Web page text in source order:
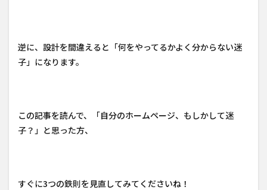
逆に、設計を間違えると「何をやってるかよく分からない迷
子」になります。
この記事を読んで、「自分のホームページ、もしかして迷
子？」と思った方、
すぐに3つの鉄則を見直してみてくださいね！